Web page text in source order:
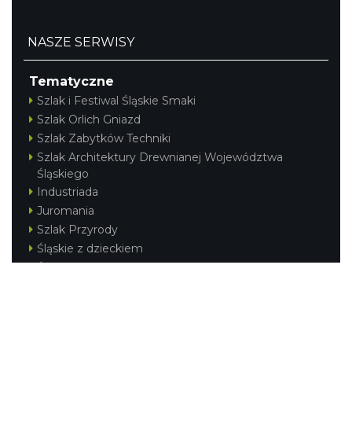
NASZE SERWISY
Tematyczne
Szlak i Festiwal Śląskie Smaki
Szlak Orlich Gniazd
Szlak Zabytków Techniki
Szlak Architektury Drewnianej Województwa
Śląskiego
Industriada
Juromania
Szlak Przyrody
Śląskie z dzieckiem
Śląskie po zdrowie